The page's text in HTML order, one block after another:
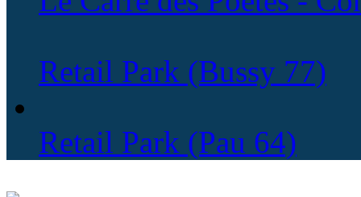
Retail Park (Bussy 77)
Retail Park (Pau 64)